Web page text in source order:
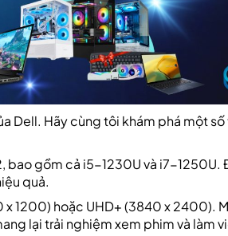
Dell. Hãy cùng tôi khám phá một
bao gồm cả i5-1230U và i7-1250U.
quả.
x 1200) hoặc UHD+ (3840 x 2400).
lại trải nghiệm xem phim và làm